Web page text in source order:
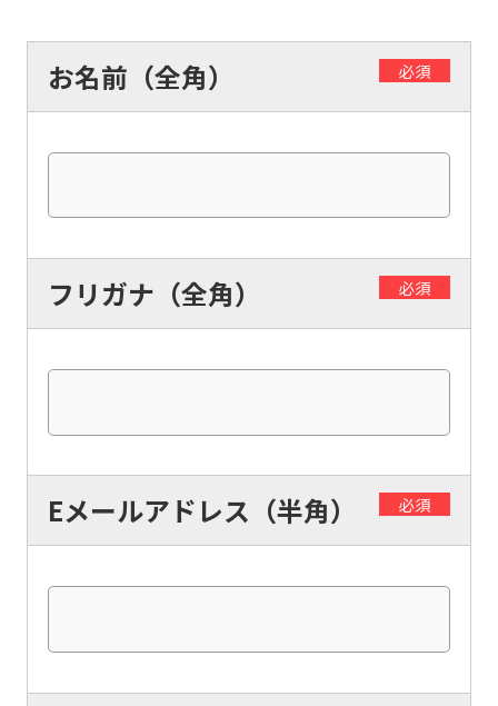
お名前（全角） 必須
フリガナ（全角） 必須
Eメールアドレス（半角） 必須